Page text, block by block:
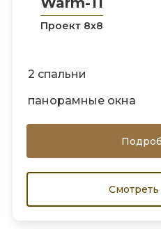
Проект 8х8
2 спальни
панорамные окна